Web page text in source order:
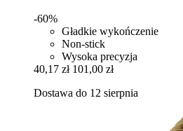
-60%
Gładkie wykończenie
Non-stick
Wysoka precyzja
40,17 zł 101,00 zł
Dostawa do 12 sierpnia